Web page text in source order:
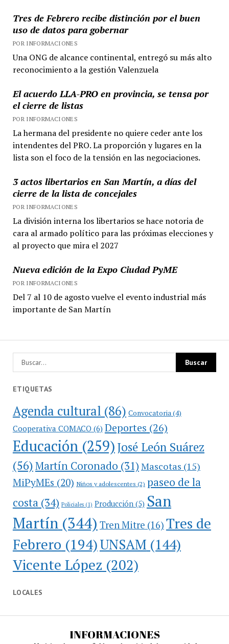
Tres de Febrero recibe distinción por el buen
uso de datos para gobernar
POR INFORMACIONES
Una ONG de alcance continental, entregó su más alto
reconocimiento a la gestión Valenzuela
El acuerdo LLA-PRO en provincia, se tensa por
el cierre de listas
POR INFORMACIONES
La hermana del presidente no quiere ceder ante los
intendentes del PRO. La proporción y lugares en la
lista son el foco de la tensión en las negociaciones.
3 actos libertarios en San Martín, a días del
cierre de la lista de concejales
POR INFORMACIONES
La división interna los libertarios se hace notoria de
cara al armado político para las próximas elecciones y
al proyecto que mira el 2027
Nueva edición de la Expo Ciudad PyME
POR INFORMACIONES
Del 7 al 10 de agosto vuelve el evento industrial más
importante de San Martín
ETIQUETAS
Agenda cultural (86) Convocatoria (4)
Cooperativa COMACO(6) Deportes (26)
Educación(259)José León Suárez
(56)Martín Coronado (31) Mascotas (15)
MiPyMEs (20) Niños y adolescentes (2) paseo de la
costa(34) Policiales(1) Producción(5) San
Martín(344) Tren Mitre (16) Tres de
Febrero (194)UNSAM (144)
Vicente López (202)
LOCALES
INFORMACIONES